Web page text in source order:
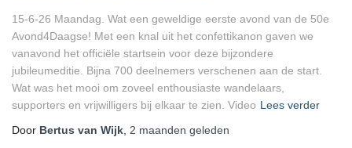
15-6-26 Maandag. Wat een geweldige eerste avond van de 50e
Avond4Daagse! Met een knal uit het confettikanon gaven we
vanavond het officiële startsein voor deze bijzondere
jubileumeditie. Bijna 700 deelnemers verschenen aan de start.
Wat was het mooi om zoveel enthousiaste wandelaars,
supporters en vrijwilligers bij elkaar te zien. Video Lees verder
Door Bertus van Wijk 2 maanden geleden